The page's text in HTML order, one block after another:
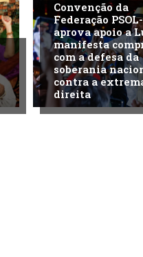
Convenção da
Federação
aprova apoio a
manifesta
com a defesa da
soberania
contra a
direita